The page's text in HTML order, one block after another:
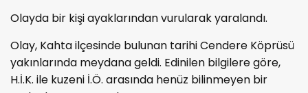
Olayda bir kişi ayaklarından vurularak yaralandı.
Olay, Kahta ilçesinde bulunan tarihi Cendere Köprüsü
yakınlarında meydana geldi. Edinilen bilgilere göre,
H.İ.K. ile kuzeni İ.Ö. arasında henüz bilinmeyen bir